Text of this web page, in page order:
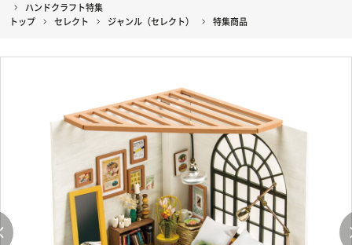
ハンドクラフト特集
トップ
セレクト ジャンル（セレクト） 特集商品